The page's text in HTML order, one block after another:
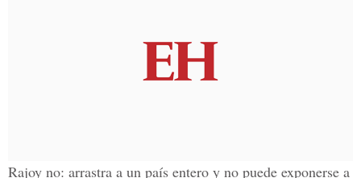
Rajoy no: arrastra a un país entero y no puede exponerse a